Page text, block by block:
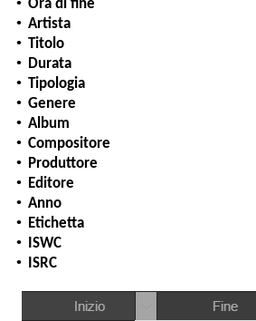
Ora di fine
• Artista
• Titolo
• Durata
• Tipologia
• Genere
• Album
• Compositore
• Produttore
• Editore
• Anno
• Etichetta
• ISWC
• ISRC